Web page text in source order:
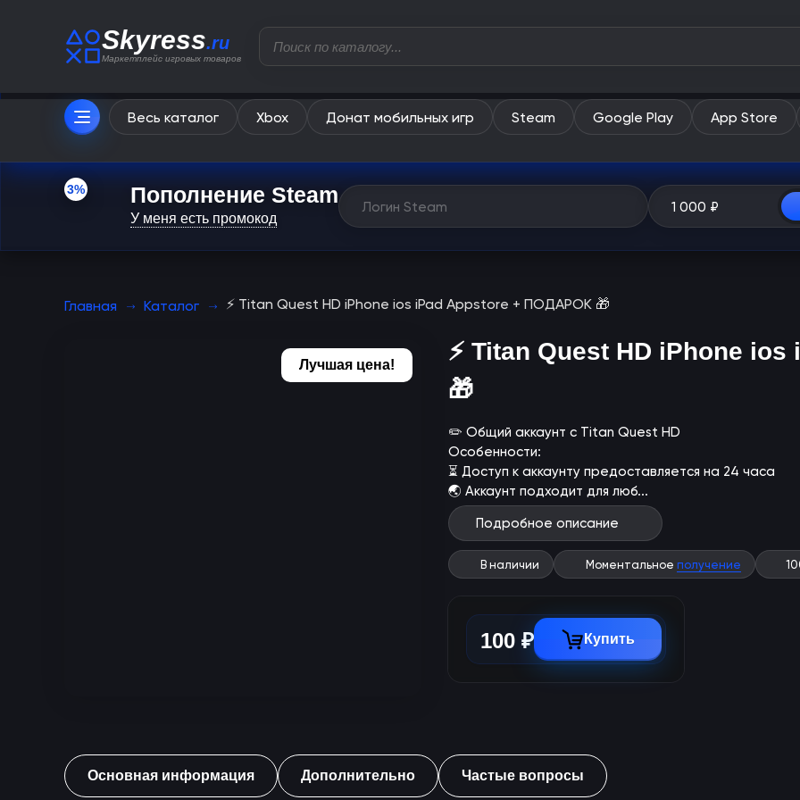
Skyress.ru
Маркетплейс игровых товаров
Весь каталог Xbox Донат мобильных игр Steam Google Play App Store
3% Пополнение Steam
У меня есть промокод
Главная Каталог ⚡️ Titan Quest HD iPhone ios iPad Appstore + ПОДАРОК 🎁
Лучшая цена!
⚡️ Titan Quest HD iPhone
🎁
✏️ Общий аккаунт с Titan Quest HD
Особенности:
⏳ Доступ к аккаунту предоставляется на 24 часа
🌏 Аккаунт подходит для люб...
Подробное описание
В наличии Моментальное получение
100 ₽ Купить
Основная информация Дополнительно Частые вопросы